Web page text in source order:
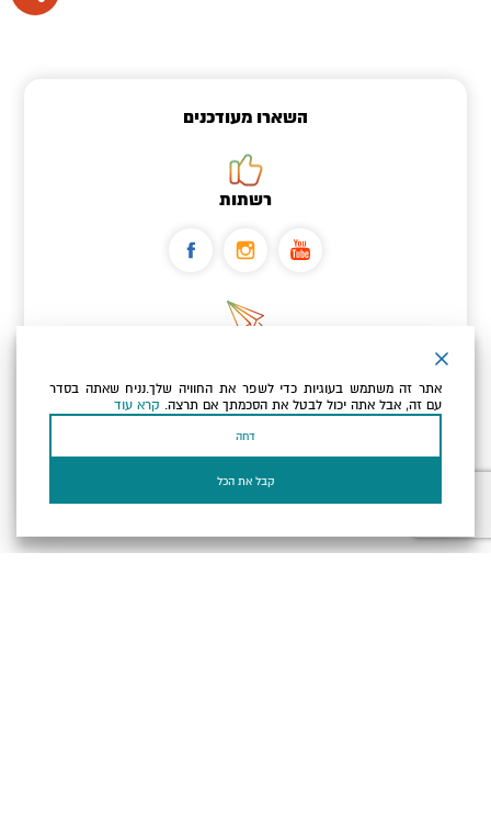
השארו מעודכנים
רשתות
כתובת הדוא"ל שלך
אני מאשר/ת שקראתי ומסכים/הלמדיניות הפרטיות ולמדיניות
אתר זה משתמש בעוגיות כדי לשפר את החוויה שלך.נניח שאתה בסדר
עם זה, אבל אתה יכול לבטל את הסכמתך אם תרצה. קרא עוד
דחה
קבל את הכל